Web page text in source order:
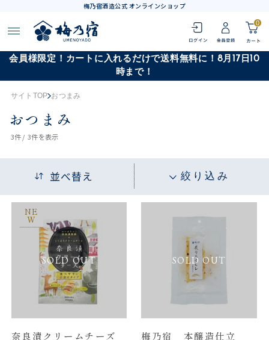
梅乃宿酒造公式 オンラインショップ
0
会員様限定！カートに入れるだけで送料無料に！8月17日10
時まで！
サイトTOP おつまみ
おつまみ
3件 / 3件を表示
並べ替え 絞り込み
SOLD OUT
NE
W
奈良漬クリームチーズ
SOLD OUT
梅乃宿 本醸造仕立